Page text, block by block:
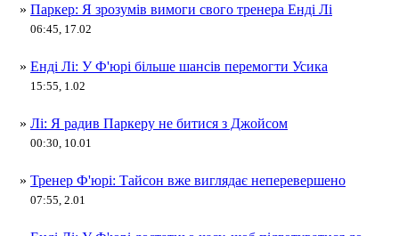
» Паркер: Я зрозумів вимоги свого тренера Енді Лі
06:45, 17.02
» Енді Лі: У Ф'юрі більше шансів перемогти Усика
15:55, 1.02
» Лі: Я радив Паркеру не битися з Джойсом
00:30, 10.01
» Тренер Ф'юрі: Тайсон вже виглядає неперевершено
07:55, 2.01